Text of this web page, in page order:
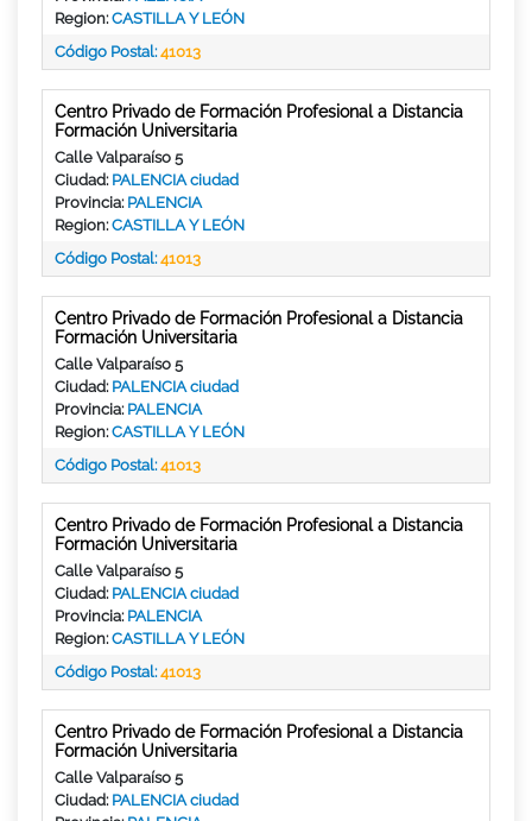
Region:CASTILLA Y LEÓN
Código Postal:41013
Centro Privado de Formación Profesional a Distancia
Formación Universitaria
Calle Valparaíso 5
Ciudad: PALENCIA ciudad
Provincia: PALENCIA
Region:CASTILLA Y LEÓN
Código Postal:41013
Centro Privado de Formación Profesional a Distancia
Formación Universitaria
Calle Valparaíso 5
Ciudad: PALENCIA ciudad
Provincia: PALENCIA
Region:CASTILLA Y LEÓN
Código Postal:41013
Centro Privado de Formación Profesional a Distancia
Formación Universitaria
Calle Valparaíso 5
Ciudad: PALENCIA ciudad
Provincia: PALENCIA
Region:CASTILLA Y LEÓN
Código Postal:41013
Centro Privado de Formación Profesional a Distancia
Formación Universitaria
Calle Valparaíso 5
Ciudad: PALENCIA ciudad